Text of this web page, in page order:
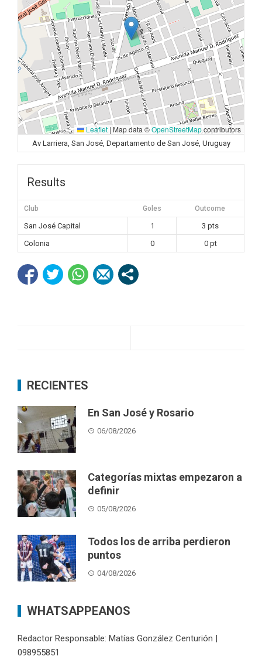
Leaflet | Map data ©OpenStreetMapcontributors
Av Larriera, San José, Departamento de San José, Uruguay
Results
Club Goles Outcome
San José Capital 1
3 pts
Colonia
0 0 pt
RECIENTES
En San José y Rosario
06/08/2026
Categorías mixtas empezaron a
definir
05/08/2026
Todos los de arriba perdieron
puntos
04/08/2026
WHATSAPPEANOS
Redactor Responsable: Matías González Centurión |
098955851